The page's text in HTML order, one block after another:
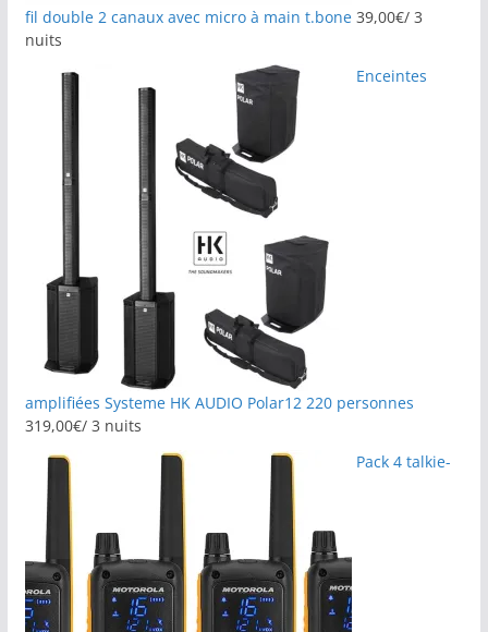
fil double 2 canaux avec micro à main t.bone 39,00€/ 3
nuits
Enceintes
amplifiées Systeme HK AUDIO Polar12 220 personnes
319,00€/ 3 nuits
Pack 4 talkie-